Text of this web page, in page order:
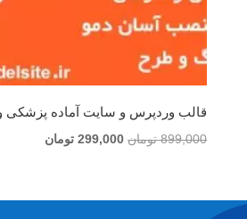
قالب وردپرس و سایت آماده پزشکی و
899,000 تومان قیمت
بود.
299,000 تومانقیمت
است.